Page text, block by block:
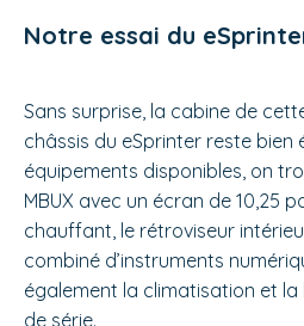
Notre essai du
Sans surprise, la cabine de
châssis du eSprinter reste bien
équipements disponibles, on
MBUX avec un écran de 10,25
chauffant, le rétroviseur
combiné d’instruments
également la climatisation et
de série.